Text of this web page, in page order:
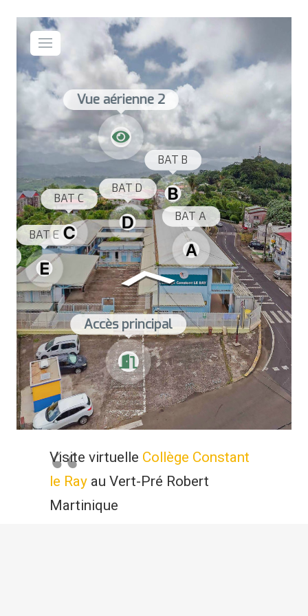
Visite virtuelle Collège Constant
le Ray au Vert-Pré Robert
Martinique